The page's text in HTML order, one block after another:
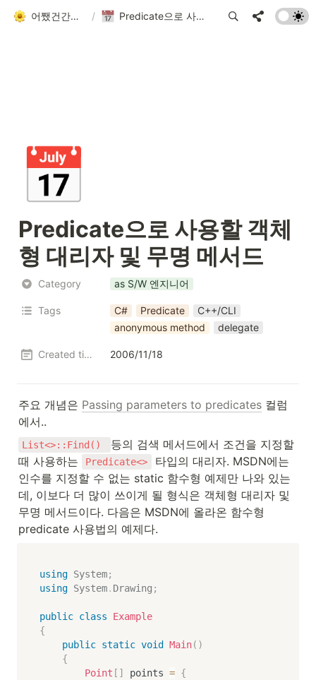
어쨌건간에 흘러가는 者 / Predicate으로 사용할 객체형 대리자 및 무명 메서드
📅
Predicate으로 사용할 객체
형 대리자 및 무명 메서드
Category as S/W 엔지니어
Tags C# Predicate
C++/CLI
anonymous method
delegate
Created time 2006/11/18
주요 개념은 Passing parameters to predicates 컬럼
에서..
List<>::Find()
등의 검색 메서드에서 조건을 지정할
때 사용하는
Predicate<>
타입의 대리자. MSDN에는
인수를 지정할 수 없는 static 함수형 예제만 나와 있는
데, 이보다 더 많이 쓰이게 될 형식은 객체형 대리자 및
무명 메서드이다. 다음은 MSDN에 올라온 함수형
predicate 사용법의 예제다.
using System;
using System. Drawing ;
public class
Example
{
public static void Main( )
{
Point [ ] points = {